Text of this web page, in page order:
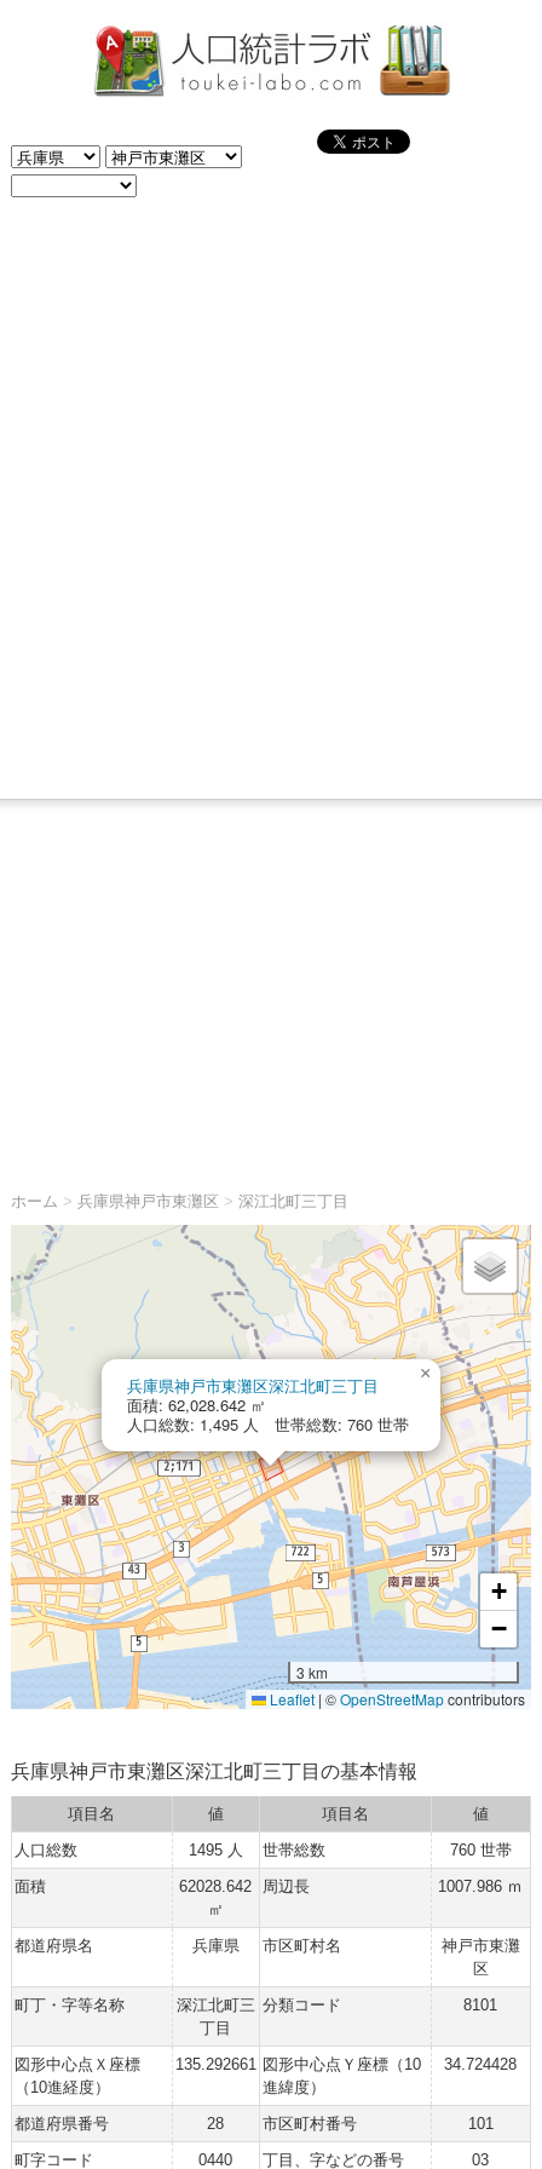
ホーム > 兵庫県神戸市東灘区 > 深江北町三丁目
兵庫県神戸市東灘区深江北町三丁目
面積: 62,028.642 ㎡
人口総数: 1,495 人 世帯総数: 760 世帯
×
+
−
3 km
Leaflet | ©OpenStreetMapcontributors
兵庫県神戸市東灘区深江北町三丁目の基本情報
項目名 値 項目名
値
人口総数
1495 人 世帯総数
760 世帯
面積
62028.642
㎡
周辺長 1007.986 ｍ
都道府県名 兵庫県 市区町村名
神戸市東灘
区
町丁・字等名称
深江北町三
丁目
分類コード 8101
図形中心点Ｘ座標
（10進経度）
135.292661 図形中心点Ｙ座標（10
進緯度）
34.724428
都道府県番号 28 市区町村番号
101
町字コード
0440 丁目、字などの番号 03